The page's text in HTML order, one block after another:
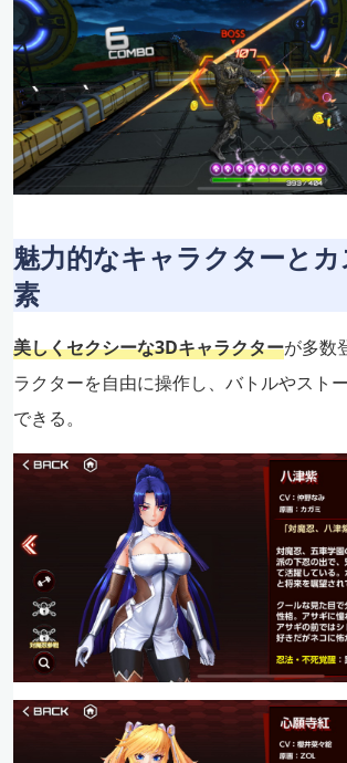
魅力的なキャラクターと
素
美しくセクシーな3Dキャラクターが多数
ラクターを自由に操作し、バトルやスト
できる。